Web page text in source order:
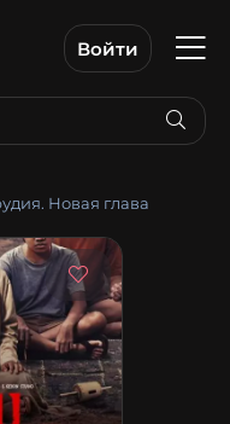
Войти
Новая глава